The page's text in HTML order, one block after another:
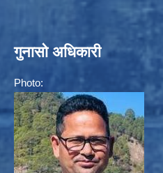
गुनासो अधिकारी
Photo: